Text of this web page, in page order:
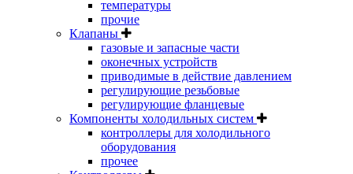
температуры
прочие
Клапаны
газовые и запасные части
оконечных устройств
приводимые в действие давлением
регулирующие резьбовые
регулирующие фланцевые
Компоненты холодильных систем
контроллеры для холодильного
оборудования
прочее